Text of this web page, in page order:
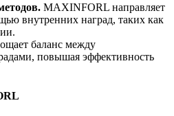
MAXINFORL направляет
внутренних наград, таких как
баланс между
повышая эффективность